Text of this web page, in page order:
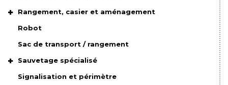
Rangement, casier et aménagement
Robot
Sac de transport / rangement
Sauvetage spécialisé
Signalisation et périmètre